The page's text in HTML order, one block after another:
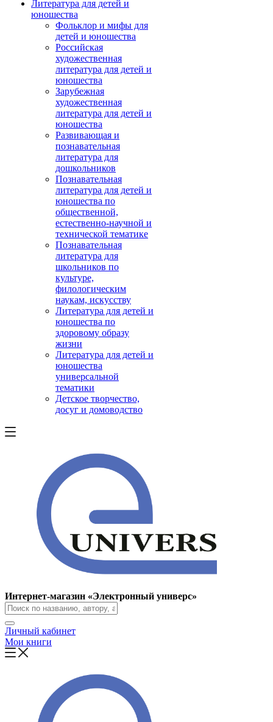
Литература для детей и
юношества
Фольклор и мифы для
детей и юношества
Российская
художественная
литература для детей и
юношества
Зарубежная
художественная
литература для детей и
юношества
Развивающая и
познавательная
литература для
дошкольников
Познавательная
литература для детей и
юношества по
общественной,
естественно-научной и
технической тематике
Познавательная
литература для
школьников по
культуре,
филологическим
наукам, искусству
Литература для детей и
юношества по
здоровому образу
жизни
Литература для детей и
юношества
универсальной
тематики
Детское творчество,
досуг и домоводство
Интернет-магазин «Электронный универс»
Личный кабинет
Мои книги